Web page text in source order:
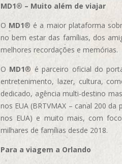
MD1® – Muito além de viajar
O MD1® é a maior plataforma
no bem estar das famílias, dos
melhores recordações e memórias.
O MD1® é parceiro oficial do
entretenimento, lazer, cultura,
dedicado, agência multi-destino
nos EUA (BRTVMAX – canal 200
nos EUA) e muito mais, com
milhares de famílias desde 2018.
Para a viagem a Orlando